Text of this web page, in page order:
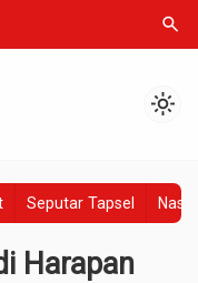
search
light_mode
Seputar Tapsel
Harapan